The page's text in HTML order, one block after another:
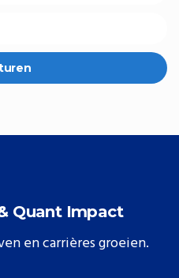
Quant Impact
en carrières groeien.